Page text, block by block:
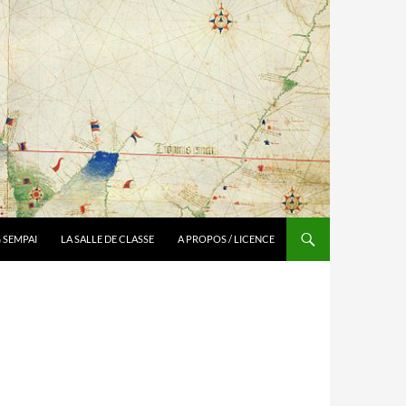
SEMPAI LA SALLE DE CLASSE A PROPOS / LICENCE